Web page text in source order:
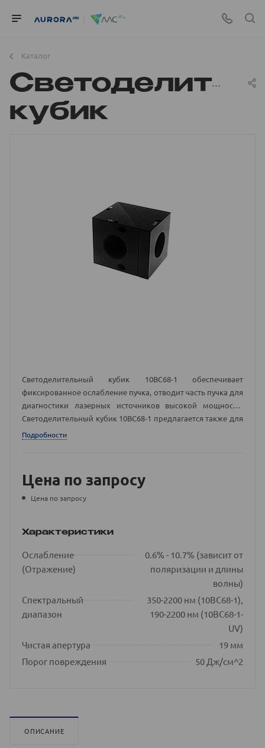
Каталог
кубик
Светоделительный кубик 10ВС68-1 обеспечивает
фиксированное ослабление пучка, отводит часть пучка для
диагностики лазерных источников высокой мощности.
Светоделительный кубик 10ВС68-1 предлагается также для
УФ лазеров высокой мощности.
Подробности
Цена по запросу
Цена по запросу
Характеристики
Ослабление
(Отражение)
0.6% - 10.7% (зависит от
поляризации и длины
волны)
Спектральный
диапазон
350-2200 нм (10BC68-1),
190-2200 нм (10BC68-1-
UV)
Чистая апертура
19 мм
Порог повреждения
50 Дж/см^2
ОПИСАНИЕ